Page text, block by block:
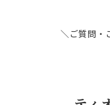
＼ご質問・